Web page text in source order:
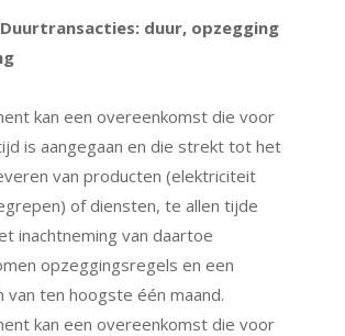
duur, opzegging
kan een overeenkomst die voor
is aangegaan en die strekt tot het
van producten (elektriciteit
of diensten, te allen tijde
inachtneming van daartoe
opzeggingsregels en een
ten hoogste één maand.
kan een overeenkomst die voor